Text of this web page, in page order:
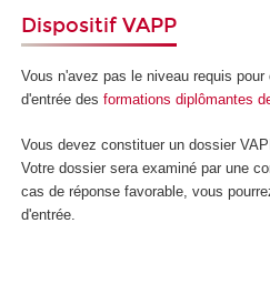
Dispositif VAPP
Vous n'avez pas le niveau requis
d'entrée des formations diplômantes
Vous devez constituer un dossier
Votre dossier sera examiné par une
cas de réponse favorable, vous
d'entrée.